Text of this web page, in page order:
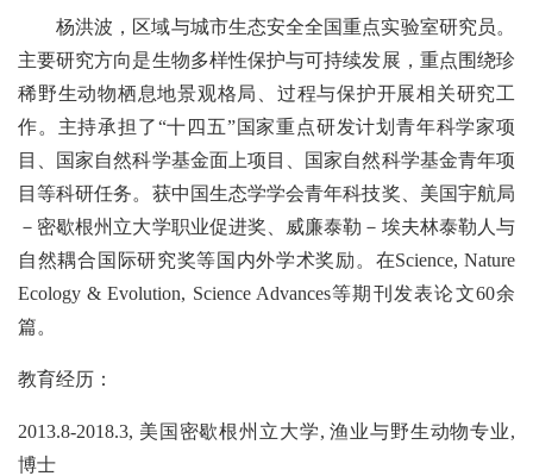
杨洪波，区域与城市生态安全全国重点实验室研究员。
主要研究方向是生物多样性保护与可持续发展，重点围绕珍
稀野生动物栖息地景观格局、过程与保护开展相关研究工
作。主持承担了“十四五”国家重点研发计划青年科学家项
目、国家自然科学基金面上项目、国家自然科学基金青年项
目等科研任务。获中国生态学学会青年科技奖、美国宇航局
－密歇根州立大学职业促进奖、威廉泰勒－埃夫林泰勒人与
自然耦合国际研究奖等国内外学术奖励。在Science, Nature
Ecology & Evolution, Science Advances等期刊发表论文60余
篇。
教育经历：
2013.8-2018.3, 美国密歇根州立大学,渔业与野生动物专业,
博士